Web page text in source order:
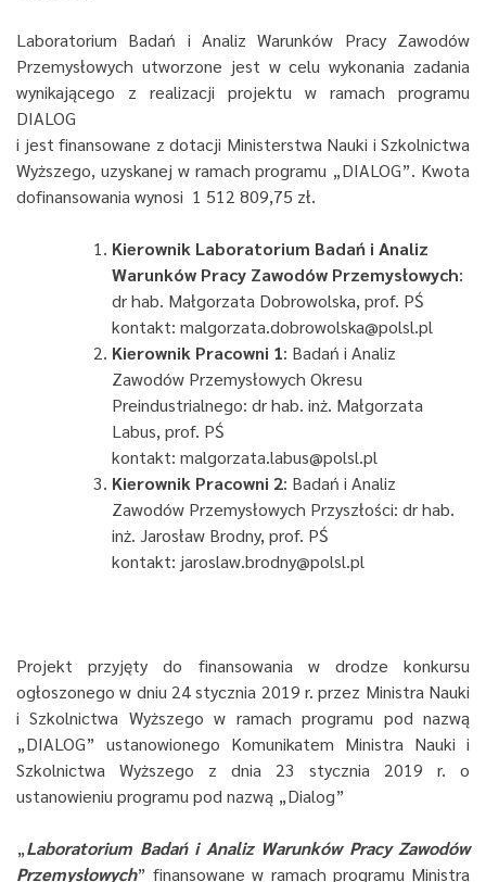
Laboratorium Badań i Analiz Warunków Pracy Zawodów
Przemysłowych utworzone jest w celu wykonania zadania
wynikającego z realizacji projektu w ramach programu
DIALOG
i jest finansowane z dotacji Ministerstwa Nauki i Szkolnictwa
Wyższego, uzyskanej w ramach programu „DIALOG”. Kwota
dofinansowania wynosi 1 512 809,75 zł.
Kierownik Laboratorium Badań i Analiz
Warunków Pracy Zawodów Przemysłowych:
dr hab. Małgorzata Dobrowolska, prof. PŚ
kontakt: malgorzata.dobrowolska@polsl.pl
Kierownik Pracowni 1: Badań i Analiz
Zawodów Przemysłowych Okresu
Preindustrialnego: dr hab. inż. Małgorzata
Labus, prof. PŚ
kontakt: malgorzata.labus@polsl.pl
Kierownik Pracowni 2: Badań i Analiz
Zawodów Przemysłowych Przyszłości: dr hab.
inż. Jarosław Brodny, prof. PŚ
kontakt: jaroslaw.brodny@polsl.pl
Projekt przyjęty do finansowania w drodze konkursu
ogłoszonego w dniu 24 stycznia 2019 r. przez Ministra Nauki
i Szkolnictwa Wyższego w ramach programu pod nazwą
„DIALOG” ustanowionego Komunikatem Ministra Nauki i
Szkolnictwa Wyższego z dnia 23 stycznia 2019 r. o
ustanowieniu programu pod nazwą „Dialog”
„Laboratorium Badań i Analiz Warunków Pracy Zawodów
Przemysłowych” finansowane w ramach programu Ministra